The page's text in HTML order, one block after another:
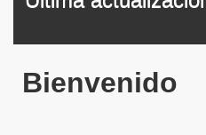
Bienvenido